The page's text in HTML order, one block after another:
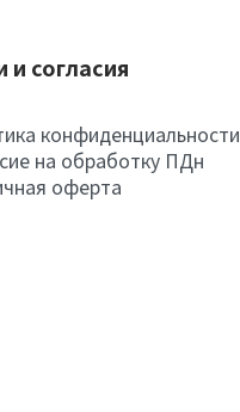
и согласия
конфиденциальности
на обработку ПДн
оферта